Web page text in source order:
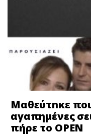
Μαθεύτnκε
αγαπημένες
πήρε το OPEN